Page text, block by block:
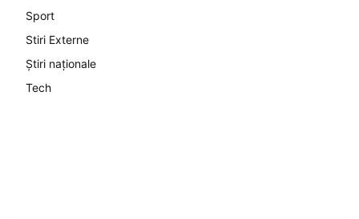
Sport
Stiri Externe
Știri naționale
Tech